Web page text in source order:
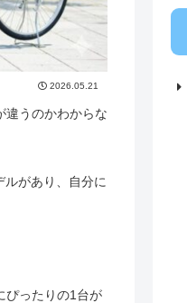
2026.05.21
違うのかわからな
があり、自分に
ぴったりの1台が